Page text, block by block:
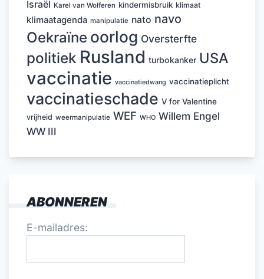
Israël Karel van Wolferen kindermisbruik klimaat
klimaatagenda manipulatie nato navo
Oekraïne oorlog Oversterfte
politiek Rusland turbokanker USA
vaccinatie vaccinatiedwang vaccinatieplicht
vaccinatieschade V for Valentine
vrijheid weermanipulatie WEF WHO Willem Engel
WW III
ABONNEREN
E-mailadres: